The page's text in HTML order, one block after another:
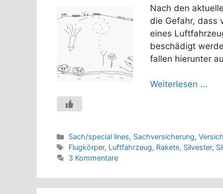
Nach den
die Gefahr, dass
eines
beschädigt
fallen hierunter
Weiterlesen …
Kategorien
Sach/special lines, Sachversicherung,
Schlagwörter
Flugkörper, Luftfahrzeug, Rakete, Silvester,
3 Kommentare